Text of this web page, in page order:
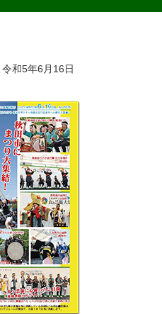
和5年6月16日